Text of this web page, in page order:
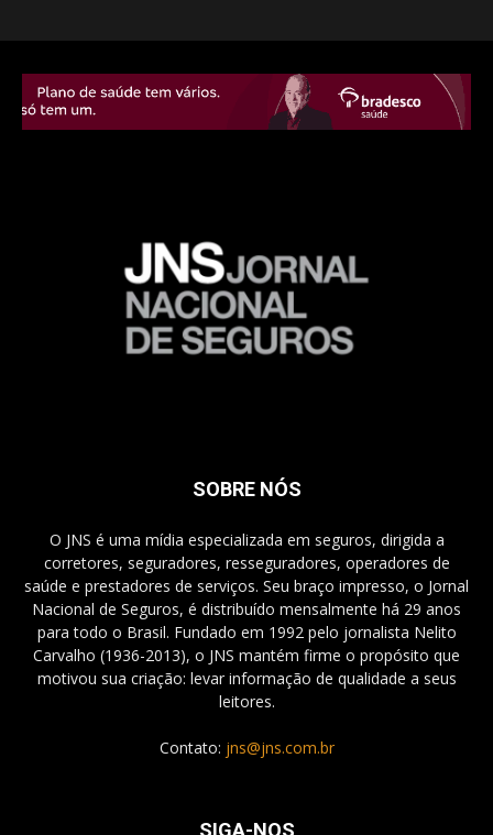
SOBRE NÓS
O JNS é uma mídia especializada em seguros, dirigida a
corretores, seguradores, resseguradores, operadores de
saúde e prestadores de serviços. Seu braço impresso, o Jornal
Nacional de Seguros, é distribuído mensalmente há 29 anos
para todo o Brasil. Fundado em 1992 pelo jornalista Nelito
Carvalho (1936-2013), o JNS mantém firme o propósito que
motivou sua criação: levar informação de qualidade a seus
leitores.
Contato: jns@jns.com.br
SIGA-NOS